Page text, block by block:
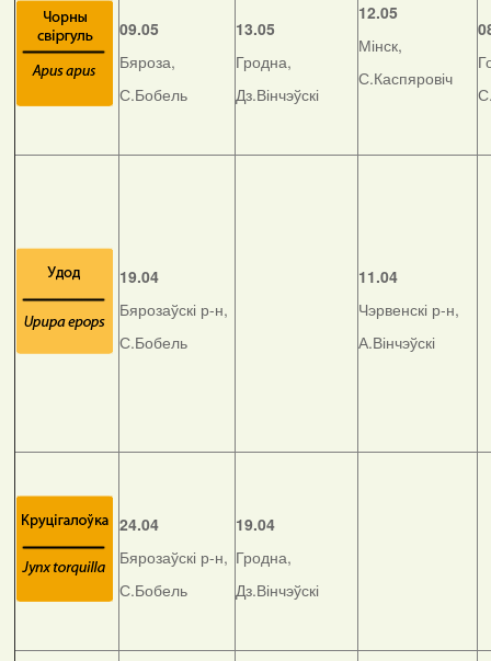
09.05
Бяроза,
С.Бобель
13.05
Гродна,
Дз.Вінчэўскі
12.05
Мінск,
С.Каспяровіч
19.04
Бярозаўскі р-н,
С.Бобель
11.04
Чэрвенскі р-н,
А.Вінчэўскі
24.04
Бярозаўскі р-н,
С.Бобель
19.04
Гродна,
Дз.Вінчэўскі